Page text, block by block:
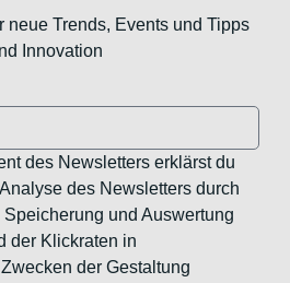
neue Trends, Events und Tipps
Innovation
des Newsletters erklärst du
des Newsletters durch
und Auswertung
der Klickraten in
der Gestaltung